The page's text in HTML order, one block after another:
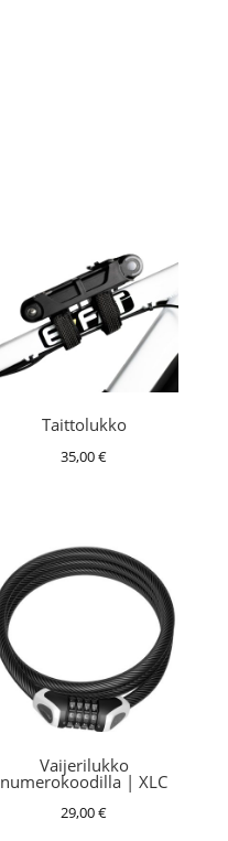
Taittolukko
35,00€
Vaijerilukko
numerokoodilla | XLC
29,00€